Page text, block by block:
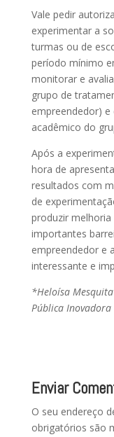
Vale pedir
experimentar a
turmas ou de
período mínimo
monitorar e
grupo de
empreendedor)
acadêmico do
Após a
hora de
resultados com
de
produzir
importantes
empreendedor e
interessante e
*Heloísa
Pública
Enviar
O seu endereço
obrigatórios são